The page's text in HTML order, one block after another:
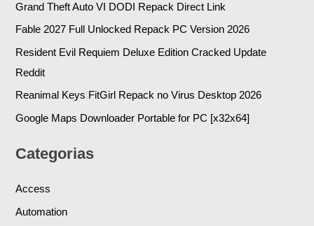
Grand Theft Auto VI DODI Repack Direct Link
Fable 2027 Full Unlocked Repack PC Version 2026
Resident Evil Requiem Deluxe Edition Cracked Update
Reddit
Reanimal Keys FitGirl Repack no Virus Desktop 2026
Google Maps Downloader Portable for PC [x32x64]
Categorias
Access
Automation